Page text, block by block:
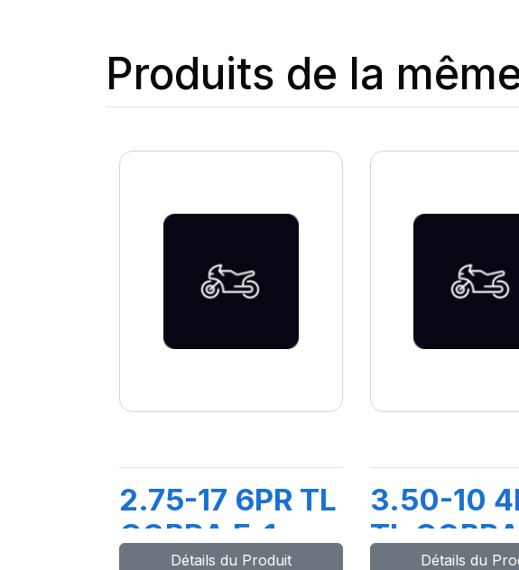
Produits de la
2.75-17 6PR TL
COBRA F-1
Détails du Produit
3.50-10
TL
Détails du